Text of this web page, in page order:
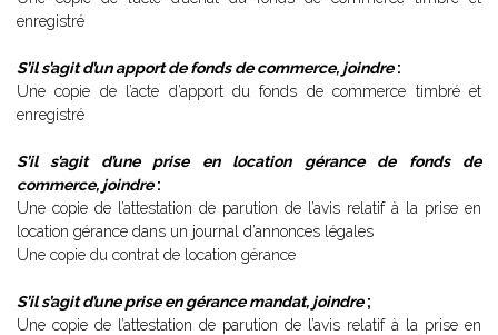
enregistré
S’il s’agit d’un apport de fonds de commerce, joindre:
Une copie de l’acte d’apport du fonds de commerce timbré et
enregistré
S’il s’agit d’une prise en location gérance de fonds de
commerce, joindre:
Une copie de l’attestation de parution de l’avis relatif à la prise en
location gérance dans un journal d’annonces légales
Une copie du contrat de location gérance
S’il s’agit d’une prise en gérance mandat, joindre;
Une copie de l’attestation de parution de l’avis relatif à la prise en